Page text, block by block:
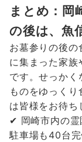
まとめ：岡
の後は、魚
お墓参りの後の
に集まった家族
です。せっかく
ものをゆっく
は皆様をお待ち
✔ 岡崎市内の霊
駐車場も40台